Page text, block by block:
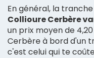
En général, la
Collioure Cerbère
un prix moyen de
Cerbère à bord d'un
c'est celui qui te